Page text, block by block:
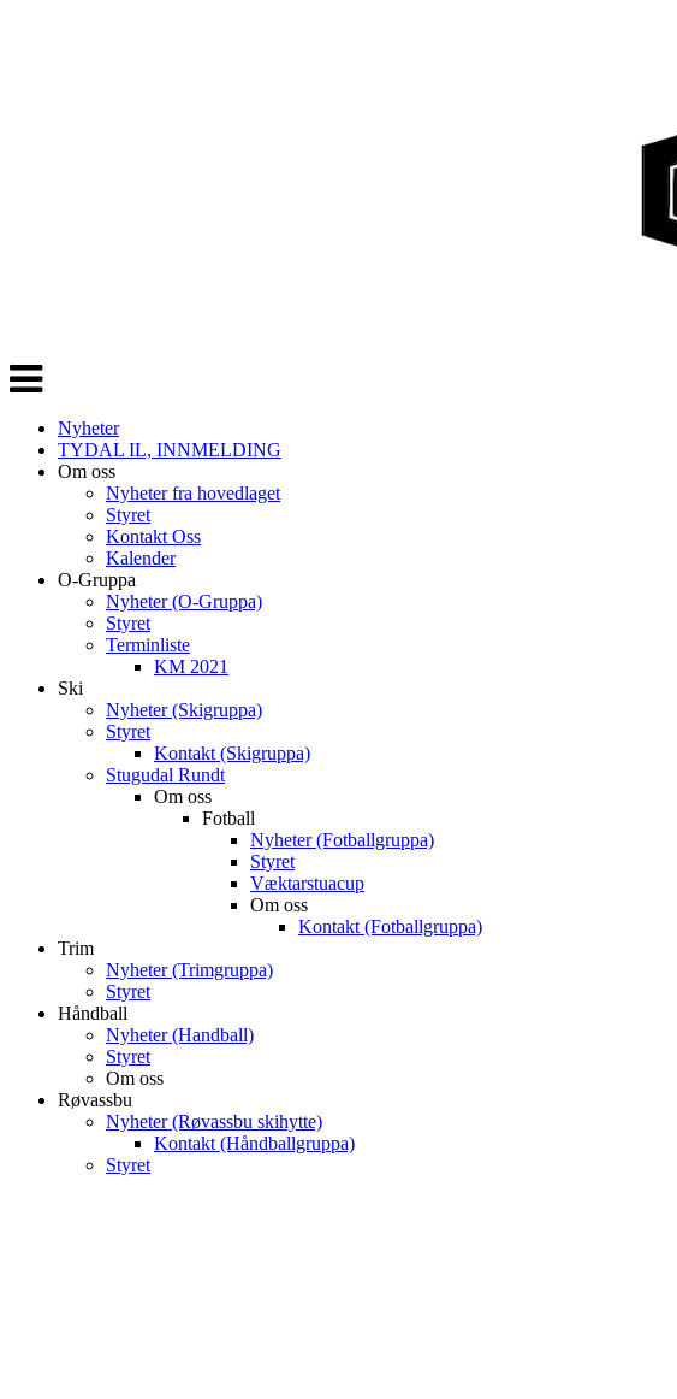
Veksle
navigasjon
Nyheter
TYDAL IL, INNMELDING
Om oss
Nyheter fra hovedlaget
Styret
Kontakt Oss
Kalender
O-Gruppa
Nyheter (O-Gruppa)
Styret
Terminliste
KM 2021
Ski
Nyheter (Skigruppa)
Styret
Kontakt (Skigruppa)
Stugudal Rundt
Om oss
Fotball
Nyheter (Fotballgruppa)
Styret
Væktarstuacup
Om oss
Kontakt (Fotballgruppa)
Trim
Nyheter (Trimgruppa)
Styret
Håndball
Nyheter (Handball)
Styret
Om oss
Røvassbu
Nyheter (Røvassbu skihytte)
Kontakt (Håndballgruppa)
Styret